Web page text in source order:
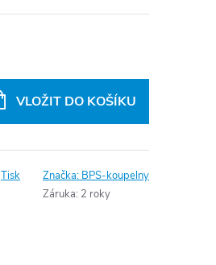
VLOŽIT DO KOŠÍKU
Tisk Značka: BPS-koupelny
Záruka: 2 roky